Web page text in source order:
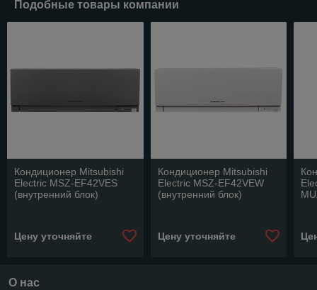
Подобные товары компании
Кондиционер Mitsubishi
Electric MSZ-EF42VES
(внутренний блок)
Цену уточняйте
Кондиционер Mitsubishi
Electric MSZ-EF42VEW
(внутренний блок)
Цену уточняйте
О нас